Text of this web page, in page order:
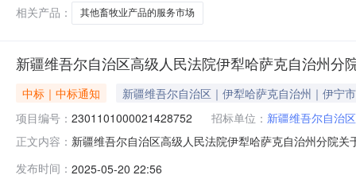
相关产品：
其他畜牧业产品的服务市场
新疆维吾尔自治区高级人民法院伊犁哈萨克自治州
中标｜中标通知
新疆维吾尔自治区｜伊犁哈萨克自治州｜伊宁市
项目编号： 2301101000021428752 招标单位： 新疆维吾尔自治
正文内容： 新疆维吾尔自治区高级人民法院伊犁哈萨克自治州分院
目联系电话:/采购计划文号:采购计划金额（元）:项目所
发布时间： 2025-05-20 22:56